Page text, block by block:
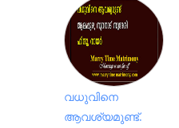
വധുവിനെ
ആവശ്യമുണ്ട്.